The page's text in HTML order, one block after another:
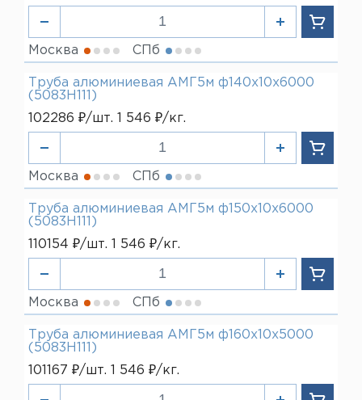
Москва СПб
Труба алюминиевая АМГ5м ф140х10х6000
(5083H111)
102286 ₽/шт. 1 546 ₽/кг.
Москва СПб
Труба алюминиевая АМГ5м ф150х10х6000
(5083H111)
110154 ₽/шт. 1 546 ₽/кг.
Москва СПб
Труба алюминиевая АМГ5м ф160х10х5000
(5083H111)
101167 ₽/шт. 1 546 ₽/кг.